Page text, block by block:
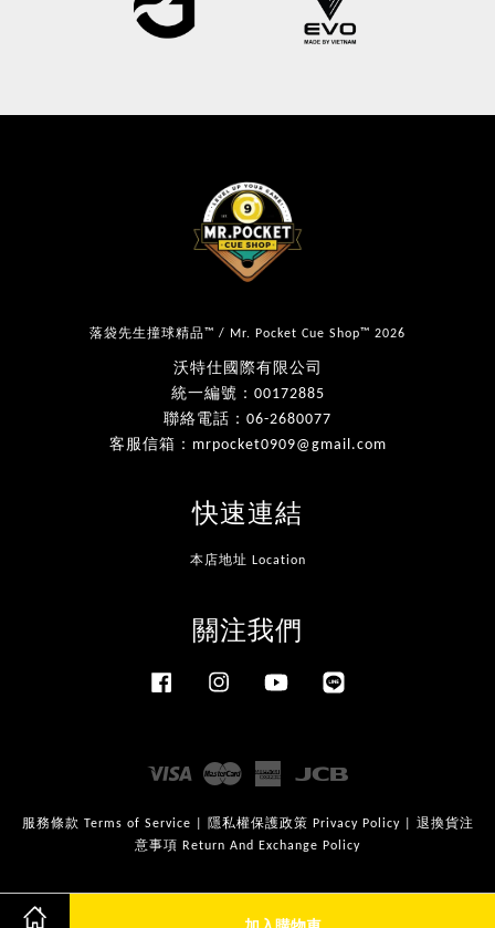
落袋先生撞球精品™ / Mr. Pocket Cue Shop™ 2026
沃特仕國際有限公司
統一編號：00172885
聯絡電話：06-2680077
客服信箱：mrpocket0909@gmail.com
快速連結
本店地址 Location
關注我們
Facebook Instagram YouTube
Visa Master
American
服務條款 Terms of Service 隱私權保護政策 Privacy Policy| 退換貨注
意事項 Return And Exchange Policy